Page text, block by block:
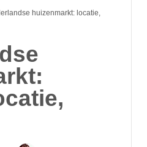
huizenmarkt: locatie,